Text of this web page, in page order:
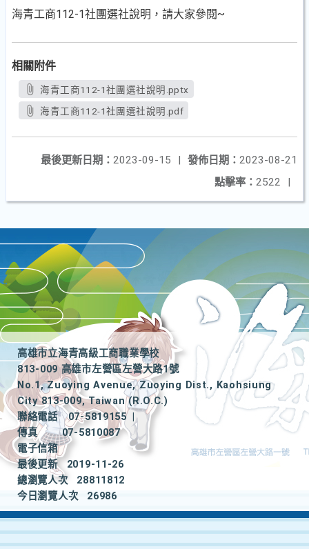
海青工商112-1社團選社說明，請大家參閱~
相關附件
海青工商112-1社團選社說明.pptx
海青工商112-1社團選社說明.pdf
發佈日期： 2023-08-21
最後更新日期： 2023-09-15
|
點擊率： 2522 |
高雄市立海青高級工商職業學校
813-009 高雄市左營區左營大路1號
No.1, Zuoying Avenue, Zuoying Dist., Kaohsiung
City 813-009, Taiwan (R.O.C.)
聯絡電話
07-5819155
|
傳真
07-5810087
電子信箱
最後更新
2019-11-26
總瀏覽人次
28811812
今日瀏覽人次
26986